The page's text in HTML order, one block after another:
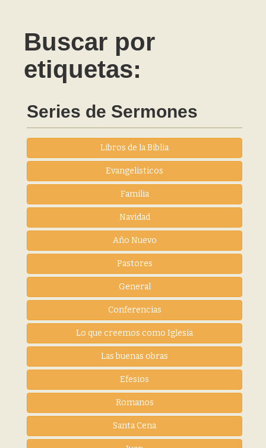
Buscar por
etiquetas:
Series de Sermones
Libros de la Biblia
Evangelisticos
Familia
Navidad
Año Nuevo
Pastores
General
Conferencias
Lo que creemos como Iglesia
Las buenas obras
Efesios
Romanos
Santa Cena